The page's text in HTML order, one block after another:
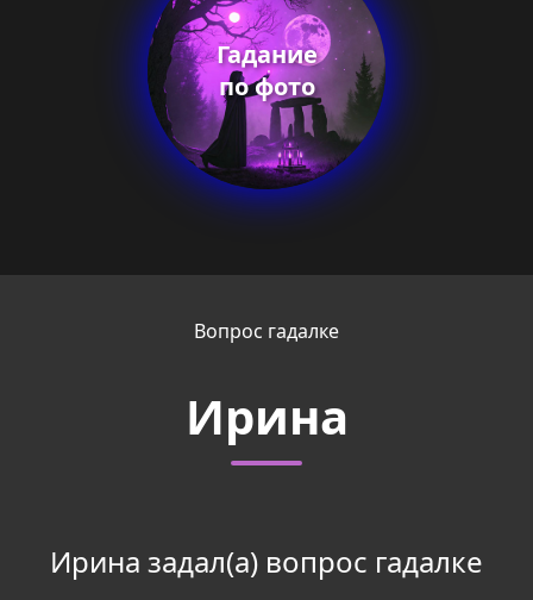
Гадание
по фото
Вопрос гадалке
Ирина
Ирина задал(а) вопрос гадалке